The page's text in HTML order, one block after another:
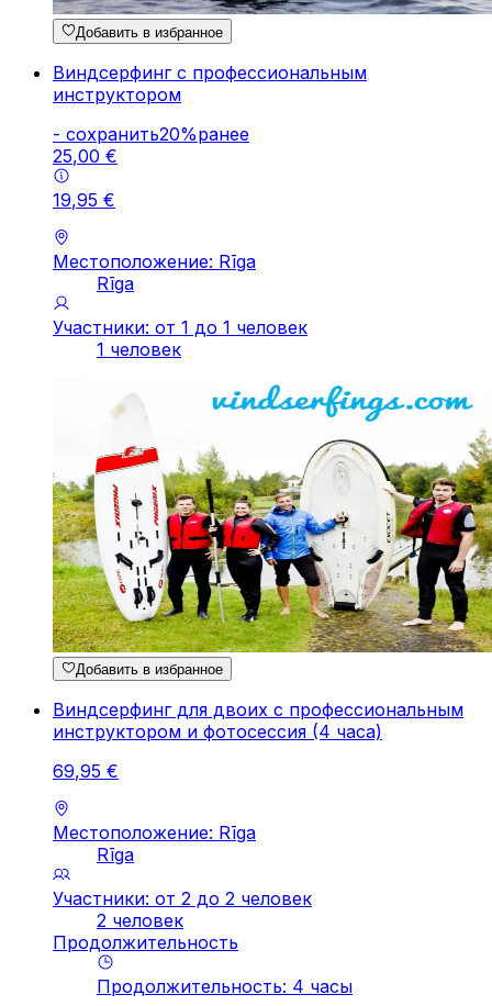
Добавить в избранное
Виндсерфинг с профессиональным
инструктором
- cохранить20%ранее
25,00 €
19,95 €
Местоположение: Rīga
Rīga
Участники: от 1 до 1 человек
1 человек
Добавить в избранное
Виндсерфинг для двоих с профессиональным
инструктором и фотосессия (4 часа)
69,95 €
Местоположение: Rīga
Rīga
Участники: от 2 до 2 человек
2 человек
Продолжительность
Продолжительность: 4 часы